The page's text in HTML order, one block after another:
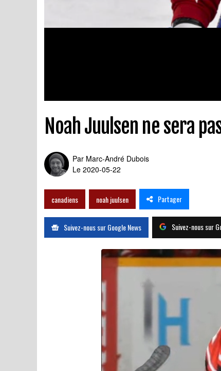
Noah Juulsen ne sera
Par Marc-André Dubois
Le 2020-05-22
canadiens noah juulsen Partager
Suivez-nous sur Google News Suivez-nous sur